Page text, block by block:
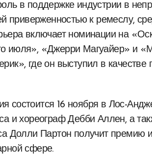
в поддержке индустрии в
приверженностью к ремеслу,
включает номинации на
июля», «Джерри Магуайер» и
где он выступил в качестве
состоится 16 ноября в Лос-
и хореограф Дебби Аллен, а
Долли Партон получит
сфере.